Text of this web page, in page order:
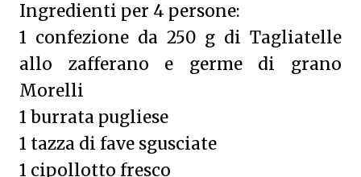
Ingredienti per 4 persone:
1 confezione da 250 g di Tagliatelle
allo zafferano e germe di grano
Morelli
1 burrata pugliese
1 tazza di fave sgusciate
1 cipollotto fresco